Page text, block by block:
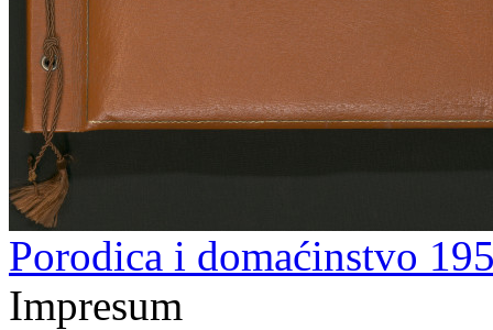
Porodica i domaćinstvo
Impresum